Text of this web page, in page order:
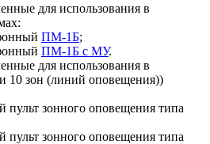
для использования в
ПМ-1Б;
ПМ-1Б с МУ.
для использования в
10 зон (линий оповещения))
зонного оповещения типа
зонного оповещения типа